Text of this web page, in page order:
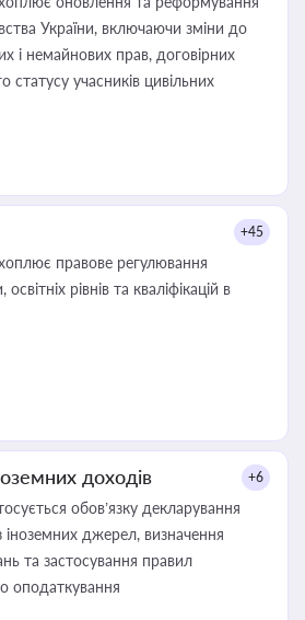
України, включаючи зміни до
і немайнових прав, договірних
статусу учасників цивільних
+45
правове регулювання
рівнів та кваліфікацій в
доходів +6
обов’язку декларування
іноземних джерел, визначення
та застосування правил
оподаткування